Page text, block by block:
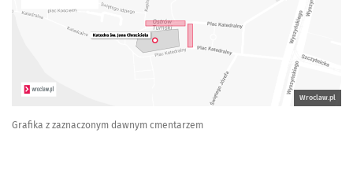
Wroclaw.pl
Grafika z zaznaczonym dawnym cmentarzem